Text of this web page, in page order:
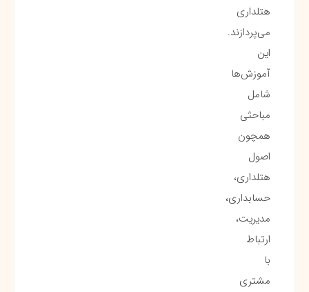
هتلداری
می‌پردازند.
این
آموزش‌ها
شامل
مباحثی
همچون
اصول
هتلداری،
حسابداری،
مدیریت،
ارتباط
با
مشتری